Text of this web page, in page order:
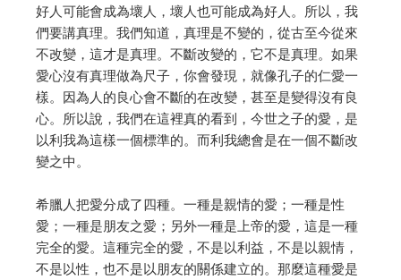
好人可能會成為壞人，壞人也可能成為好人。所以，我
們要講真理。我們知道，真理是不變的，從古至今從來
不改變，這才是真理。不斷改變的，它不是真理。如果
愛心沒有真理做為尺子，你會發現，就像孔子的仁愛一
樣。因為人的良心會不斷的在改變，甚至是變得沒有良
心。所以說，我們在這裡真的看到，今世之子的愛，是
以利我為這樣一個標準的。而利我總會是在一個不斷改
變之中。
希臘人把愛分成了四種。一種是親情的愛；一種是性
愛；一種是朋友之愛；另外一種是上帝的愛，這是一種
完全的愛。這種完全的愛，不是以利益，不是以親情，
不是以性，也不是以朋友的關係建立的。那麼這種愛是